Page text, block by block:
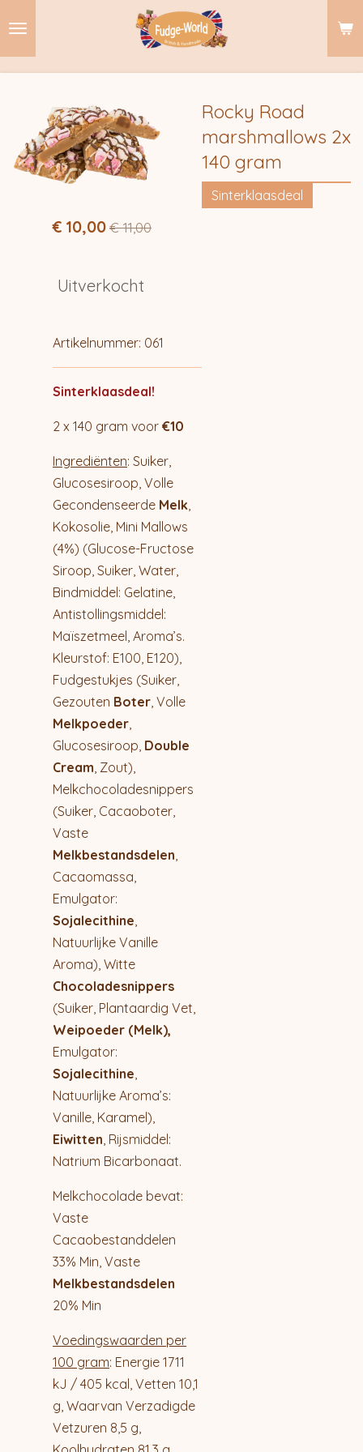
hoofdinhoud
Rocky Road
marshmallows 2x
140 gram
Sinterklaasdeal
€ 10,00€ 11,00
Uitverkocht
Artikelnummer: 061
Sinterklaasdeal!
2 x 140 gram voor €10
Ingrediënten: Suiker,
Glucosesiroop, Volle
Gecondenseerde Melk,
Kokosolie, Mini Mallows
(4%) (Glucose-Fructose
Siroop, Suiker, Water,
Bindmiddel: Gelatine,
Antistollingsmiddel:
Maïszetmeel, Aroma’s.
Kleurstof: E100, E120),
Fudgestukjes (Suiker,
Gezouten Boter, Volle
Melkpoeder,
Glucosesiroop, Double
Cream, Zout),
Melkchocoladesnippers
(Suiker, Cacaoboter,
Vaste
Melkbestandsdelen,
Cacaomassa,
Emulgator:
Sojalecithine,
Natuurlijke Vanille
Aroma), Witte
Chocoladesnippers
(Suiker, Plantaardig Vet,
Weipoeder (Melk),
Emulgator:
Sojalecithine,
Natuurlijke Aroma’s:
Vanille, Karamel),
Eiwitten, Rijsmiddel:
Natrium Bicarbonaat.
Melkchocolade bevat:
Vaste
Cacaobestanddelen
33% Min, Vaste
Melkbestandsdelen
20% Min
Voedingswaarden per
100 gram: Energie 1711
kJ / 405 kcal, Vetten 10,1
g, Waarvan Verzadigde
Vetzuren 8,5 g,